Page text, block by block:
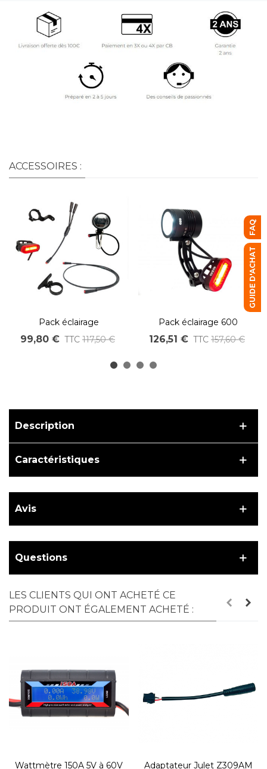
ACCESSOIRES :
Pack éclairage
avant/arrière 100 Lumens
AV / AR pour tige de sellle
99,80 € TTC 117,50 €
Pack éclairage 600
Lumens pour vélo
électrique 10V à 55V DC
126,51 € TTC 157,60 €
Description
Caractéristiques
Avis
Questions
LES CLIENTS QUI ONT ACHETÉ CE
PRODUIT ONT ÉGALEMENT ACHETÉ :
Wattmètre 150A 5V à 60V Adaptateur Julet Z309AM
FAQ
GUIDE D'ACHAT